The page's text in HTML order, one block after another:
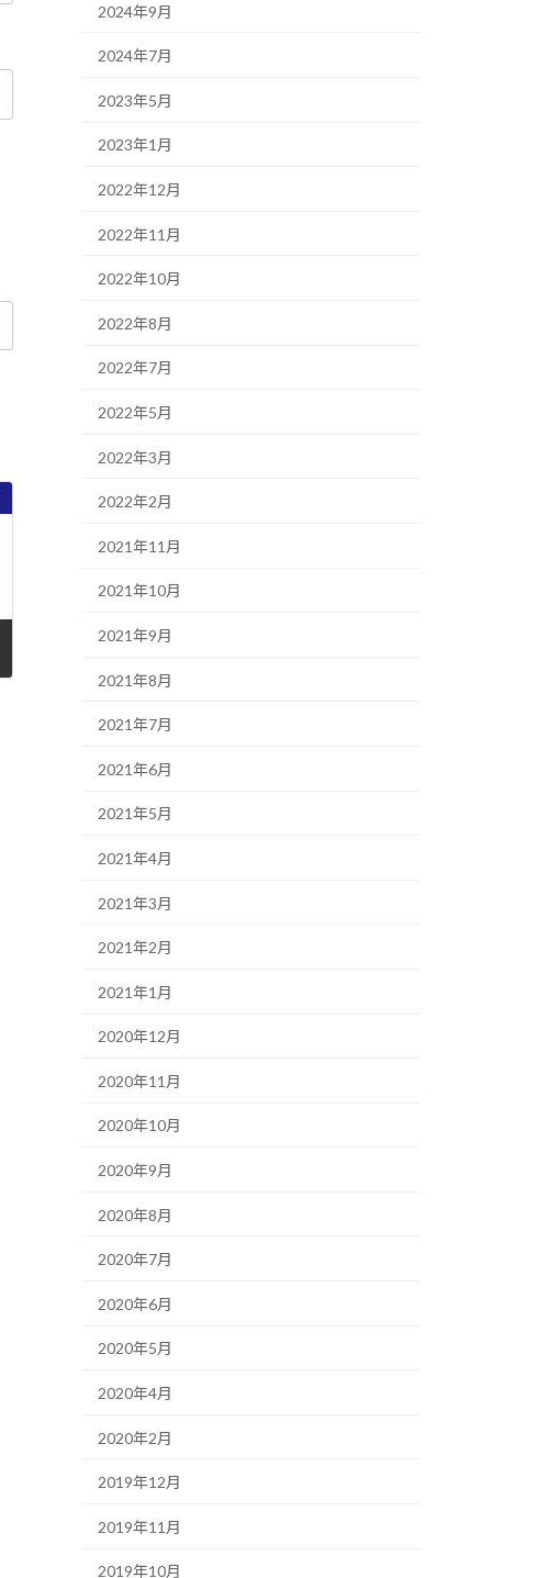
2024年9月
2024年7月
2023年5月
2023年1月
2022年12月
2022年11月
2022年10月
2022年8月
2022年7月
2022年5月
2022年3月
2022年2月
2021年11月
2021年10月
2021年9月
2021年8月
2021年7月
2021年6月
2021年5月
2021年4月
2021年3月
2021年2月
2021年1月
2020年12月
2020年11月
2020年10月
2020年9月
2020年8月
2020年7月
2020年6月
2020年5月
2020年4月
2020年2月
2019年12月
2019年11月
2019年10月